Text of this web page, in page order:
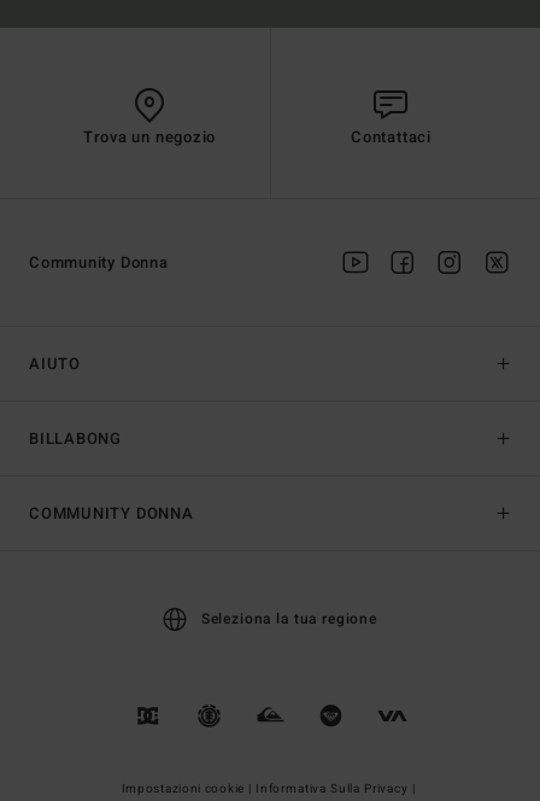
Trova un negozio Contattaci
AIUTO
BILLABONG
Community Donna
COMMUNITY DONNA
Seleziona la tua regione
Impostazioni cookie | Informativa Sulla Privacy |